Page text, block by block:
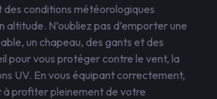
conditions météorologiques
altitude. N’oubliez pas d’emporter une
un chapeau, des gants et des
pour vous protéger contre le vent, la
UV. En vous équipant correctement,
à profiter pleinement de votre